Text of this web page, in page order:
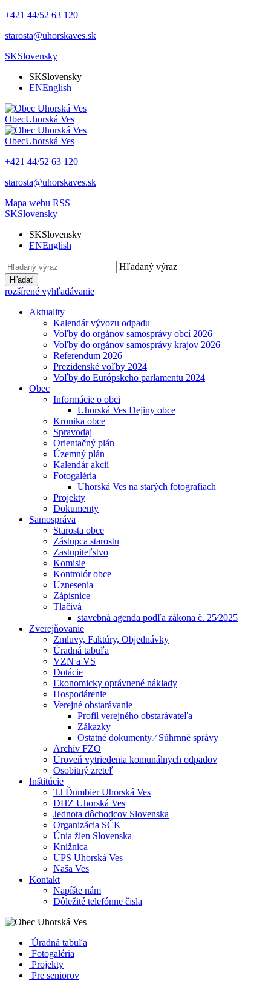
+421 44/52 63 120
starosta@uhorskaves.sk
SKSlovensky
SKSlovensky
ENEnglish
ObecUhorská Ves
ObecUhorská Ves
+421 44/52 63 120
starosta@uhorskaves.sk
Mapa webu RSS
SKSlovensky
SKSlovensky
ENEnglish
Hľadaný výraz
Hľadať
rozšírené vyhľadávanie
Aktuality
Kalendár vývozu odpadu
Voľby do orgánov samosprávy obcí 2026
Voľby do orgánov samosprávy krajov 2026
Referendum 2026
Prezidenské voľby 2024
Voľby do Európskeho parlamentu 2024
Obec
Informácie o obci
Uhorská Ves Dejiny obce
Kronika obce
Spravodaj
Orientačný plán
Územný plán
Kalendár akcií
Fotogaléria
Uhorská Ves na starých fotografiach
Projekty
Dokumenty
Samospráva
Starosta obce
Zástupca starostu
Zastupiteľstvo
Komisie
Kontrolór obce
Uznesenia
Zápisnice
Tlačivá
stavebná agenda podľa zákona č. 25⁄2025
Zverejňovanie
Zmluvy, Faktúry, Objednávky
Úradná tabuľa
VZN a VS
Dotácie
Ekonomicky oprávnené náklady
Hospodárenie
Verejné obstarávanie
Profil verejného obstarávateľa
Zákazky
Ostatné dokumenty ⁄ Súhrnné správy
Archív FZO
Úroveň vytriedenia komunálnych odpadov
Osobitný zreteľ
Inštitúcie
TJ Ďumbier Uhorská Ves
DHZ Uhorská Ves
Jednota dôchodcov Slovenska
Organizácia SČK
Únia žien Slovenska
Knižnica
UPS Uhorská Ves
Naša Ves
Kontakt
Napíšte nám
Dôležité telefónne čisla
Úradná tabuľa
Fotogaléria
Projekty
Pre seniorov